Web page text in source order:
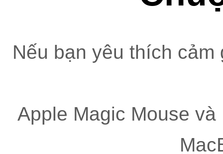
Nếu bạn yêu thích
Apple Magic Mouse